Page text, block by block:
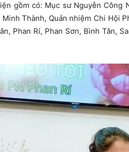
gồm có: Mục sư Nguyễn Công
Minh Thành, Quản nhiệm Chi Hội
Phan Rí, Phan Sơn, Bình Tân,